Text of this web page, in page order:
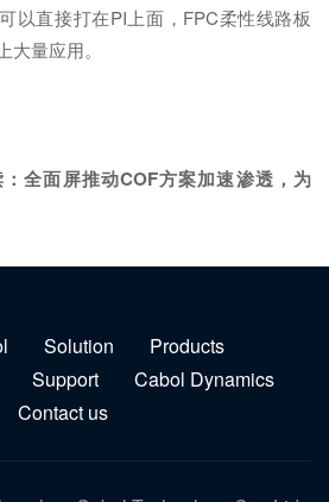
以直接打在PI上面，FPC柔性线路板
量应用。
：全面屏推动COF方案加速渗透，为
Solution
Products
Support
Cabol Dynamics
Contact us